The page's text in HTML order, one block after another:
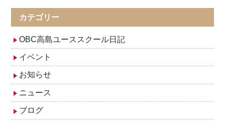
カテゴリー
OBC高島ユーススクール日記
イベント
お知らせ
ニュース
ブログ